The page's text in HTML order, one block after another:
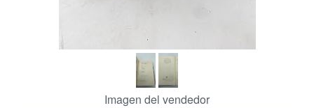
Imagen del vendedor